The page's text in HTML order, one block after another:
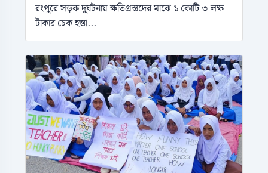
রংপুরে সড়ক দুর্ঘটনায় ক্ষতিগ্রস্তদের মাঝে ১ কোটি ৩ লক্ষ
টাকার চেক হস্তা...